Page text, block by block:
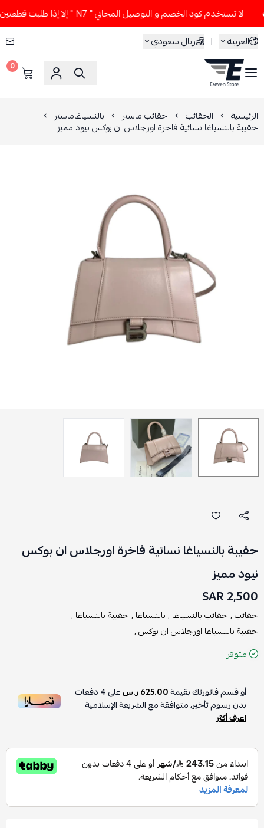
لا تستخدم كود الخصم و التوصيل المجاني " N7 " إلا إذا طلبت قطعتين أو أكثر 👀🔥
العربية
| ريال سعودي
ESEVEN STORE
0
الرئيسية الحقائب حقائب ماستر بالنسياغاماستر
حقيبة بالنسياغا نسائية فاخرة اورجلاس ان بوكس نيود مميز
حقيبة بالنسياغا نسائية فاخرة اورجلاس ان بوكس
نيود مميز
2,500 SAR
حقائب ,حقائب بالنسياغا ,بالنسياغا ,حقيبة بالنسياغا ,
حقيبة بالنسياغا اورجلاس ان بوكس ,
متوفر
أو قسم فاتورتك بقيمة625.00 ر.س على4دفعات
بدون رسوم تأخير، متوافقة مع الشريعة الإسلامية
اعرف أكثر